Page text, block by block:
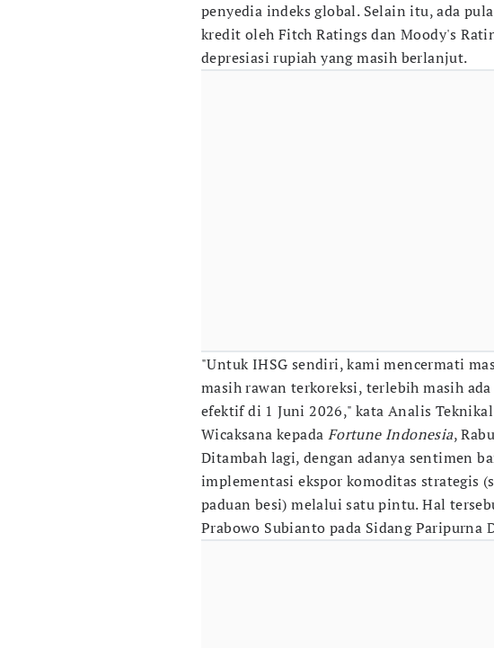
penyedia indeks global. Selain itu, ada
kredit oleh Fitch Ratings dan Moody's
depresiasi rupiah yang masih berlanjut.
"Untuk IHSG sendiri, kami mencermati
masih rawan terkoreksi, terlebih masih
efektif di 1 Juni 2026," kata Analis
Wicaksana kepada Fortune Indonesia,
Ditambah lagi, dengan adanya sentimen
implementasi ekspor komoditas strategis
paduan besi) melalui satu pintu. Hal
Prabowo Subianto pada Sidang Paripurna